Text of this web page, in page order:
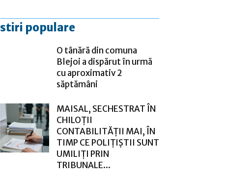
stiri populare
O tânără din comuna
Blejoi a dispărut în urmă
cu aproximativ 2
săptămâni
MAISAL, SECHESTRAT ÎN
CHILOȚII
CONTABILITĂȚII MAI, ÎN
TIMP CE POLIȚIȘTII SUNT
UMILIȚI PRIN
TRIBUNALE...